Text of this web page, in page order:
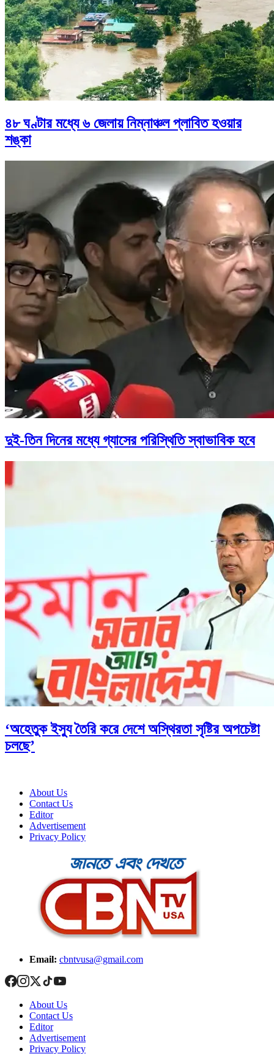
৪৮ ঘণ্টার মধ্যে ৬ জেলায় নিম্নাঞ্চল প্লাবিত হওয়ার
শঙ্কা
দুই-তিন দিনের মধ্যে গ্যাসের পরিস্থিতি স্বাভাবিক হবে
‘অহেতুক ইস্যু তৈরি করে দেশে অস্থিরতা সৃষ্টির অপচেষ্টা
চলছে’
About Us
Contact Us
Editor
Advertisement
Privacy Policy
Email: cbntvusa@gmail.com
About Us
Contact Us
Editor
Advertisement
Privacy Policy